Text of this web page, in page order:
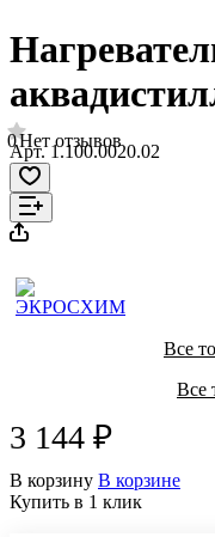
0Нет отзывов
Арт.1.100.0020.02
Все
Все
3 144 ₽
В корзину В корзине
Купить в 1 клик